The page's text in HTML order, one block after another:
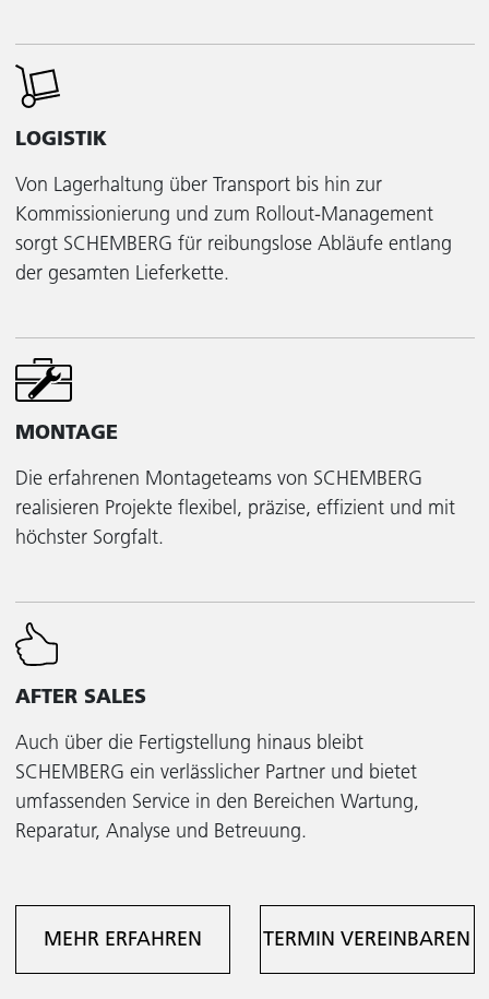
LOGISTIK
Von Lagerhaltung über Transport bis hin zur
Kommissionierung und zum Rollout-Management
sorgt SCHEMBERG für reibungslose Abläufe entlang
der gesamten Lieferkette.
MONTAGE
Die erfahrenen Montageteams von SCHEMBERG
realisieren Projekte flexibel, präzise, effizient und mit
höchster Sorgfalt.
AFTER SALES
Auch über die Fertigstellung hinaus bleibt
SCHEMBERG ein verlässlicher Partner und bietet
umfassenden Service in den Bereichen Wartung,
Reparatur, Analyse und Betreuung.
MEHR ERFAHREN TERMIN VEREINBAREN